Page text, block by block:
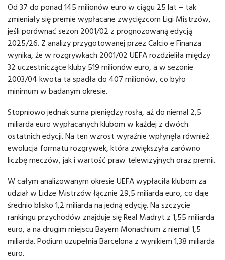
Od 37 do ponad 145 milionów euro w ciągu 25 lat – tak
zmieniały się premie wypłacane zwycięzcom Ligi Mistrzów,
jeśli porównać sezon 2001/02 z prognozowaną edycją
2025/26. Z analizy przygotowanej przez Calcio e Finanza
wynika, że w rozgrywkach 2001/02 UEFA rozdzieliła między
32 uczestniczące kluby 519 milionów euro, a w sezonie
2003/04 kwota ta spadła do 407 milionów, co było
minimum w badanym okresie.
Stopniowo jednak suma pieniędzy rosła, aż do niemal 2,5
miliarda euro wypłacanych klubom w każdej z dwóch
ostatnich edycji. Na ten wzrost wyraźnie wpłynęła również
ewolucja formatu rozgrywek, która zwiększyła zarówno
liczbę meczów, jak i wartość praw telewizyjnych oraz premii.
W całym analizowanym okresie UEFA wypłaciła klubom za
udział w Lidze Mistrzów łącznie 29,5 miliarda euro, co daje
średnio blisko 1,2 miliarda na jedną edycję. Na szczycie
rankingu przychodów znajduje się Real Madryt z 1,55 miliarda
euro, a na drugim miejscu Bayern Monachium z niemal 1,5
miliarda. Podium uzupełnia Barcelona z wynikiem 1,38 miliarda
euro.